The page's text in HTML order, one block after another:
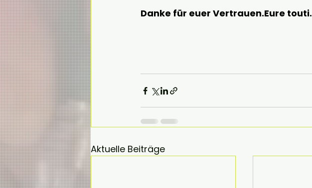
Danke für euer Vertrauen.Eure touti.
Aktuelle Beiträge